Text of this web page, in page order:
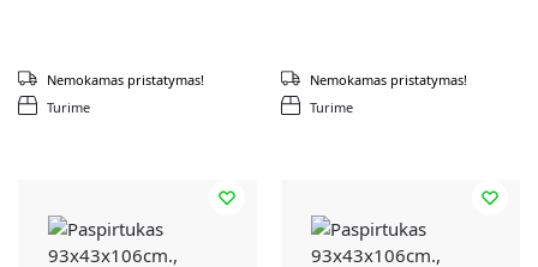
Turime
Nemokamas pristatymas!
Turime
Nemokamas pristatymas!